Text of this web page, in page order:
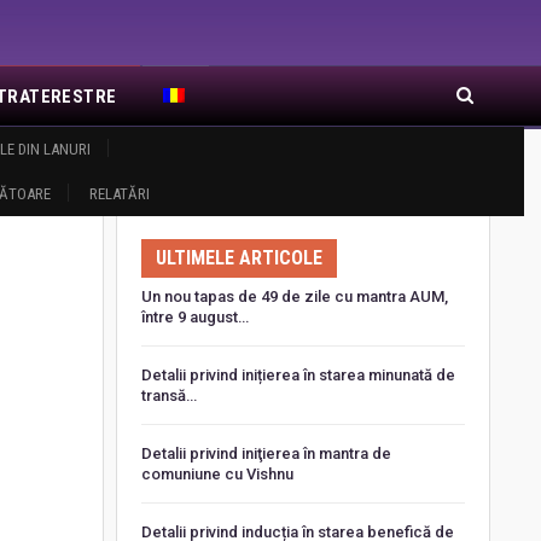
DE RĂSĂRIT
DIN LANURI
RELATĂRI
benefici prin intermediul psihografiilor lui Solari Parravicini
ULTIMELE ARTICOLE
Un nou tapas de 49 de zile cu mantra AUM,
între 9 august…
Detalii privind inițierea în starea minunată de
transă…
Detalii privind iniţierea în mantra de
comuniune cu Vishnu
Detalii privind inducția în starea benefică de